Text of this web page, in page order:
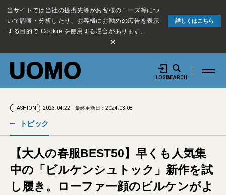
当サイトでは当社の提携先等がお客様のニーズ等につ
いて調査・分析したり、お客様にお勧めの広告を表示
する目的で Cookie を使用する場合があります。
詳しくはこちら
×
LOGINSEARCH
FASHION 2023.04.22 最終更新日：2024.03.08
トピック
【大人の春服BEST50】早くも人気集
中の「ビルケンシュトック」新作を試
し履き。ローファー顔のビルケンがよ